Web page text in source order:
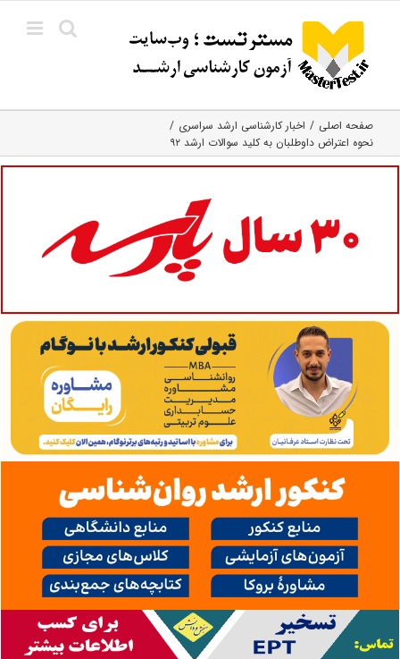
content
صفحه اصلی
اخبار کارشناسی ارشد سراسری
نحوه اعتراض داوطلبان به کلید سوالات ارشد ۹۲